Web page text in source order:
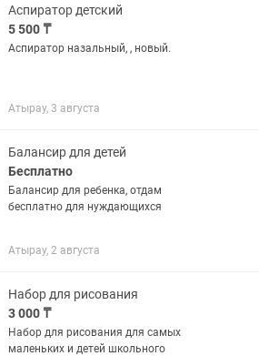
Аспиратор детский
5 500 ₸
Аспиратор назальный, , новый.
Атырау, 3 августа
Балансир для детей
Бесплатно
Балансир для ребенка, отдам
бесплатно для нуждающихся
Атырау, 2 августа
Набор для рисования
3 000 ₸
Набор для рисования для самых
маленьких и детей школьного